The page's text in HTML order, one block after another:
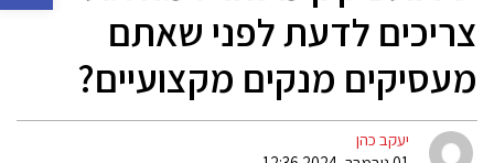
צריכים לדעת לפני שאתם
מעסיקים מנקים מקצועיים?
יעקב כהן